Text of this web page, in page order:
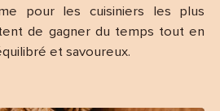
pour les cuisiniers les plus
de gagner du temps tout en
et savoureux.